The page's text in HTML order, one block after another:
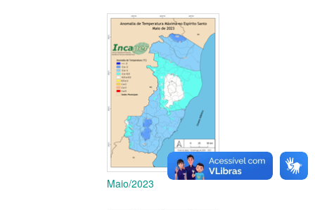
Maio/2023